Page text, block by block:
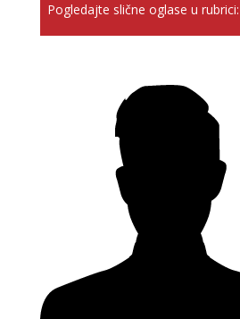
Pogledajte slične oglase u rubrici: